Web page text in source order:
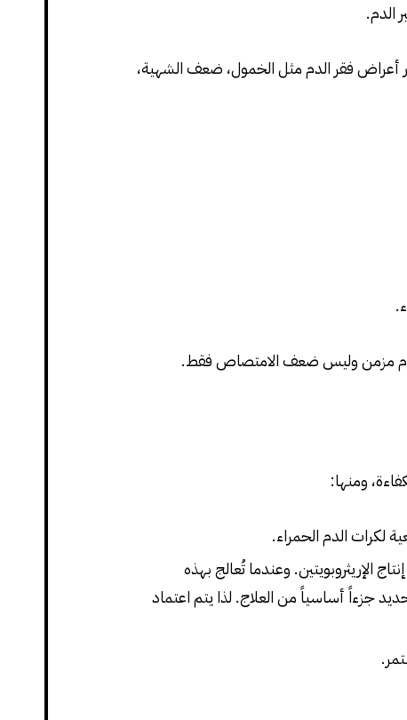
الدم.
أعراض فقر الدم مثل الخمول، ضعف الشهية،
دم مزمن وليس ضعف الامتصاص فقط.
ومنها:
لكرات الدم الحمراء.
الإريثروبويتين. وعندما تُعالج بهذه
جزءاً أساسياً من العلاج. لذا يتم اعتماد